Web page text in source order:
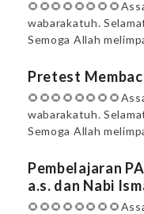
wabarakatuh.
Semoga Allah
Pretest
wabarakatuh.
Semoga Allah
Pembelajaran
a.s. dan Nabi